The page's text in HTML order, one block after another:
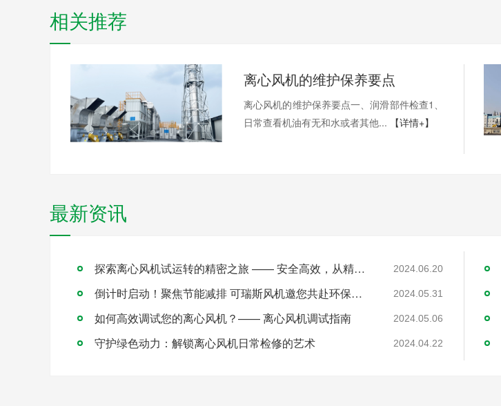
相关推荐
离心风机的维护保养要点
离心风机的维护保养要点一、润滑部件检查1、
日常查看机油有无和水或者其他...
【详情+】
最新资讯
探索离心风机试运转的精密之旅 —— 安全高效，从精准测试开始 2024.06.20
倒计时启动！聚焦节能减排 可瑞斯风机邀您共赴环保盛会！ 2024.05.31
如何高效调试您的离心风机？—— 离心风机调试指南 2024.05.06
守护绿色动力：解锁离心风机日常检修的艺术 2024.04.22